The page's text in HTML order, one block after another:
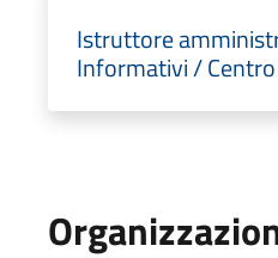
Istruttore
Informativi /